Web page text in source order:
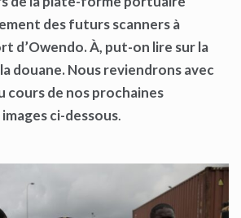
des futurs scanners à
d’Owendo. À, put-on lire sur la
douane. Nous reviendrons avec
cours de nos prochaines
ci-dessous.